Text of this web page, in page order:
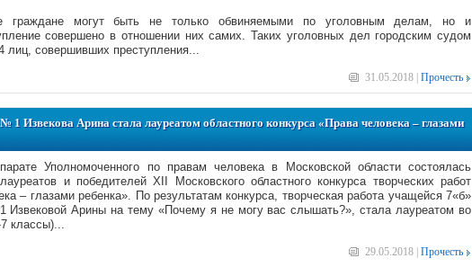
граждане могут быть не только обвиняемыми по уголовным делам, но и
совершено в отношении них самих. Таких уголовных дел городским судом
лиц, совершивших преступления...
31.05.2018 | Прочесть
Извекова Арина стала лауреатом областного конкурса «Права человека – глазами
Уполномоченного по правам человека в Московской области состоялась
и победителей XII Московского областного конкурса творческих работ
– глазами ребенка». По результатам конкурса, творческая работа учащейся 7«б»
Арины на тему «Почему я не могу вас слышать?», стала лауреатом во
7 классы)...
29.05.2018 | Прочесть